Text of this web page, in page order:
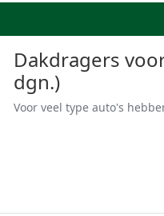
Dakdragers
dgn.)
Voor veel type auto's